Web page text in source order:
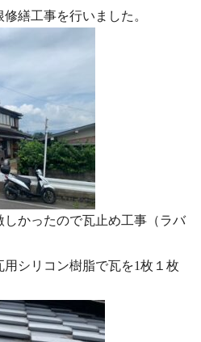
繕工事を行いました。
かったので瓦止め工事（ラバ
シリコン樹脂で瓦を1枚１枚